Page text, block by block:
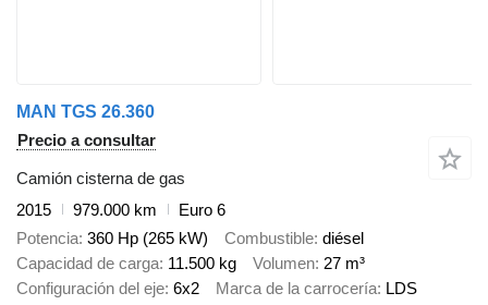
MAN TGS 26.360
Precio a consultar
Camión cisterna de gas
2015
979.000 km
Euro 6
Potencia 360 Hp (265 kW) Combustible diésel
Capacidad de carga 11.500 kg Volumen 27 m³
Configuración del eje 6x2 Marca de la carrocería LDS